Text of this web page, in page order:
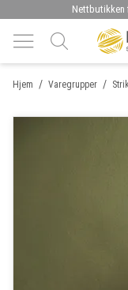
Nettbutikken
/
Hjem /
Varegrupper